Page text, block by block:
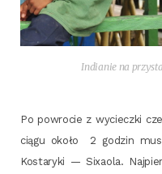
India­nie na
Po powro­cie z wyciecz­ki
cią­gu oko­ło 2 godzin
Kosta­ry­ki — Sixa­ola.